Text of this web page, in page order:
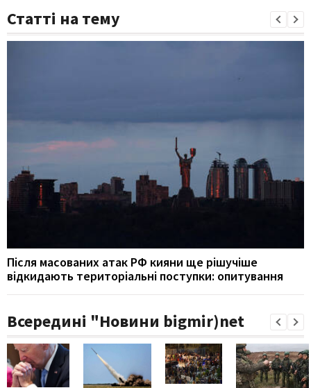
Статті на тему
Після масованих атак РФ кияни ще рішучіше
відкидають територіальні поступки: опитування
Всередині "Новини bigmir)net